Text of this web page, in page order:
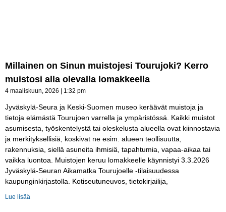
Millainen on Sinun muistojesi Tourujoki? Kerro
muistosi alla olevalla lomakkeella
4 maaliskuun, 2026 1:32 pm
Jyväskylä-Seura ja Keski-Suomen museo keräävät muistoja ja
tietoja elämästä Tourujoen varrella ja ympäristössä. Kaikki muistot
asumisesta, työskentelystä tai oleskelusta alueella ovat kiinnostavia
ja merkityksellisiä, koskivat ne esim. alueen teollisuutta,
rakennuksia, siellä asuneita ihmisiä, tapahtumia, vapaa-aikaa tai
vaikka luontoa. Muistojen keruu lomakkeelle käynnistyi 3.3.2026
Jyväskylä-Seuran Aikamatka Tourujoelle -tilaisuudessa
kaupunginkirjastolla. Kotiseutuneuvos, tietokirjailija,
Lue lisää